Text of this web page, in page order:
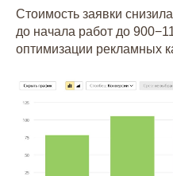
Стоимость заявки
до начала работ до
оптимизации рекламных